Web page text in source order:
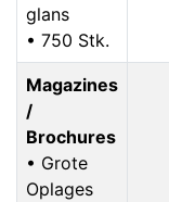
glans
• 750 Stk.
Magazines
/
Brochures
• Grote
Oplages